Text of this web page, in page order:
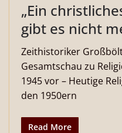
„Ein
gibt es nicht
Zeithistoriker
Gesamtschau zu
1945 vor – Heutige
den 1950ern
Read More